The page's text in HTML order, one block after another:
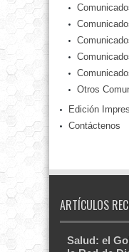
Otros
Edición
Contáctenos
ARTÍCULOS
Salud: el